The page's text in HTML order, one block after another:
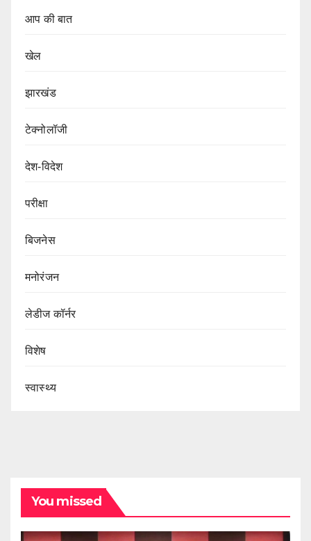
आप की बात
खेल
झारखंड
टेक्नोलॉजी
देश-विदेश
परीक्षा
बिजनेस
मनोरंजन
लेडीज कॉर्नर
विशेष
स्वास्थ्य
You missed